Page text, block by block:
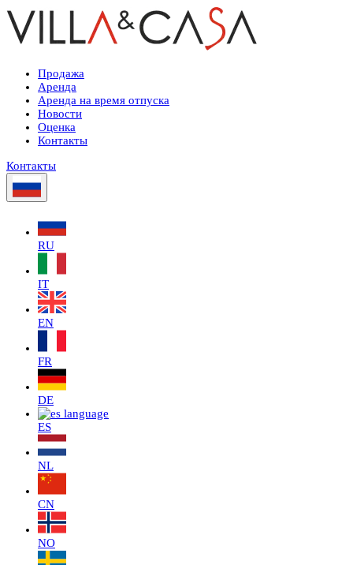
Продажа
Аренда
Аренда на время отпуска
Новости
Оценка
Контакты
Контакты
RU
IT
EN
FR
DE
ES
NL
CN
NO